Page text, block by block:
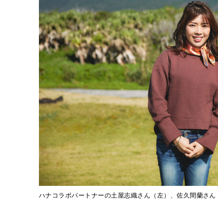
ハナコラボパートナーの土屋志織さん（左）、佐久間蘭さん